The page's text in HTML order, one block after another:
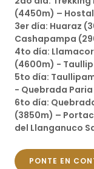
(4450m) –
3er día: Huaraz
Cashapampa
4to día:
(4600m) -
5to día:
- Quebrada
6to día:
(3850m) –
del Llanganuco
PONTE EN